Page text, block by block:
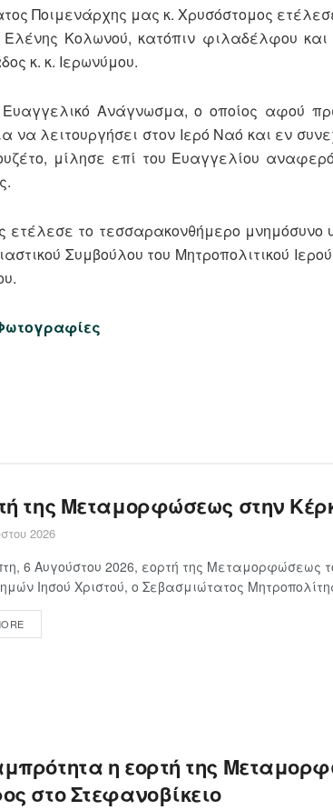
Ποιμενάρχης μας κ. Χρυσόστομος
Κολωνού, κατόπιν φιλαδέλφου
κ. κ. Ιερωνύμου.
Ανάγνωσμα, ο οποίος αφού
λειτουργήσει στον Ιερό Ναό και εν
μίλησε επί του Ευαγγελίου
ετέλεσε το τεσσαρακονθήμερο
Συμβούλου του Μητροπολιτικού
της Μεταμορφώσεως στην
2026
6 Αυγούστου 2026, εορτή της Μεταμορφώσεως
Ιησού Χριστού, ο Σεβασμιώτατος
η εορτή της
στο Στεφανοβίκειο